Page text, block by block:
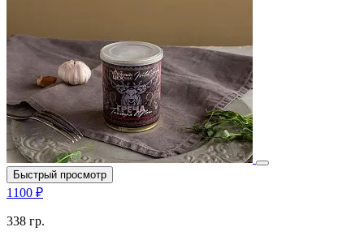
Быстрый просмотр
1100 ₽
338 гр.